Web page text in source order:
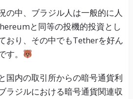
の中、ブラジル人は一般的に人
と同等の投機的投資とし
おり、その中でもTetherを好ん
。
国内の取引所からの暗号通貨利
ラジルにおける暗号通貨関連収